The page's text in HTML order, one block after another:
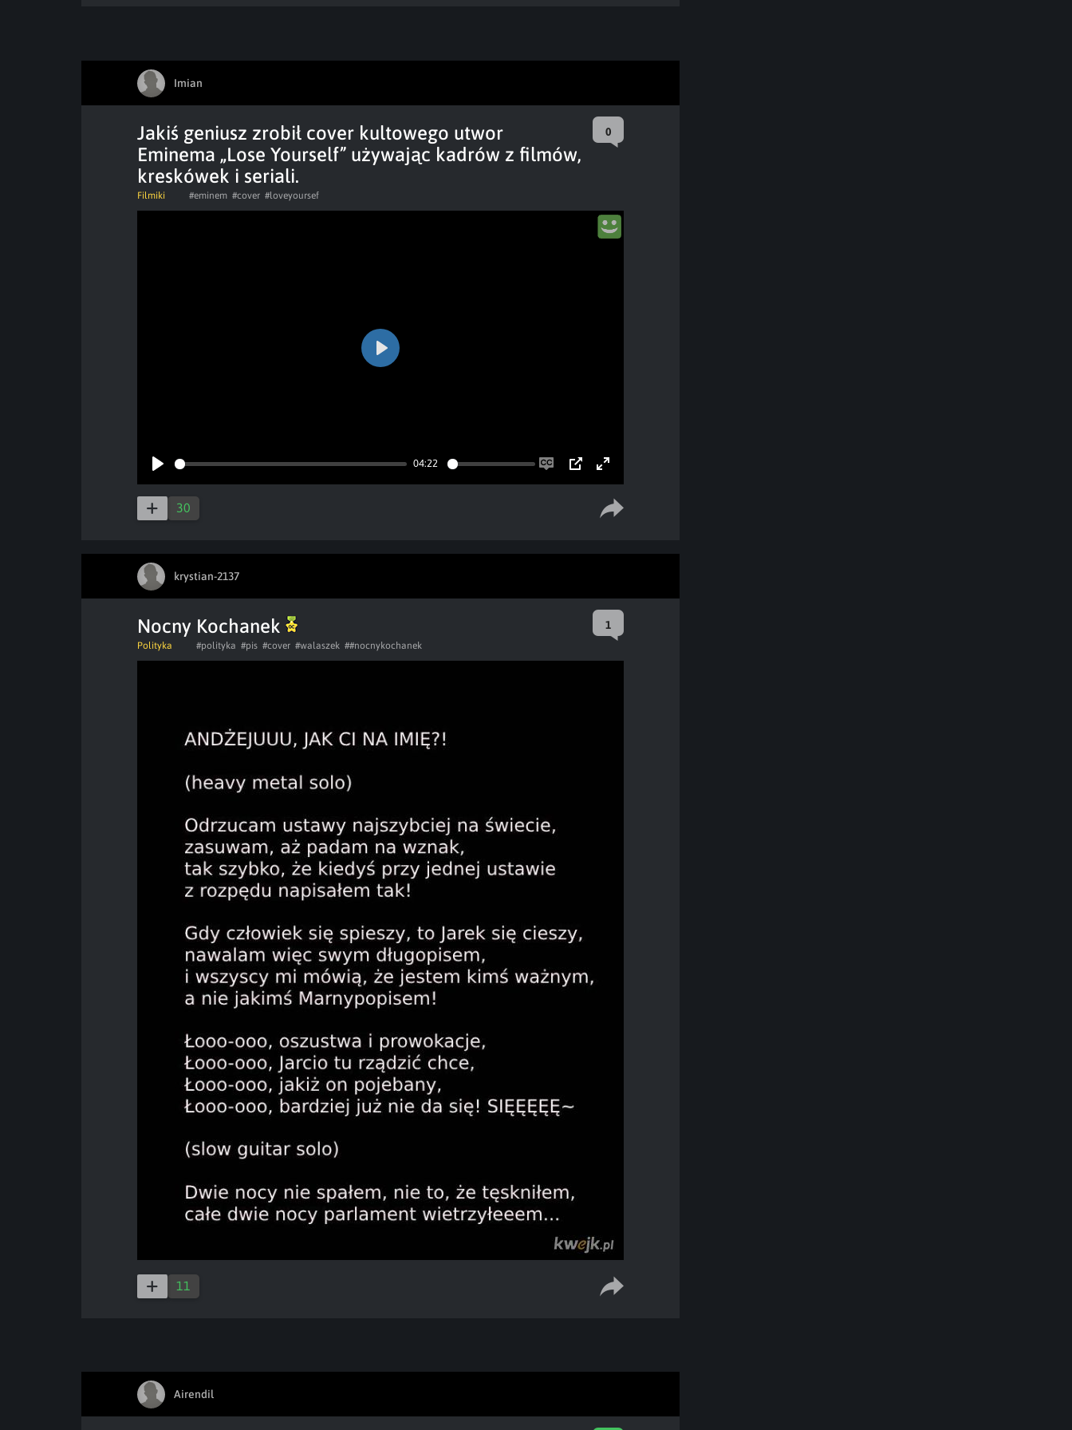
Imian
Jakiś geniusz zrobił cover kultowego utwor
Eminema „Lose Yourself” używając kadrów z filmów,
kreskówek i seriali.
0
Filmiki #eminem #cover #loveyoursef
04:22
fullscreen
Play
30
krystian-2137
Nocny Kochanek 1
Polityka #polityka #pis #cover #walaszek ##nocnykochanek
11
Airendil